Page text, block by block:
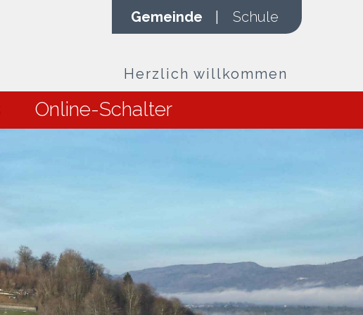
Gemeinde Schule
Herzlich willkommen
Online-Schalter